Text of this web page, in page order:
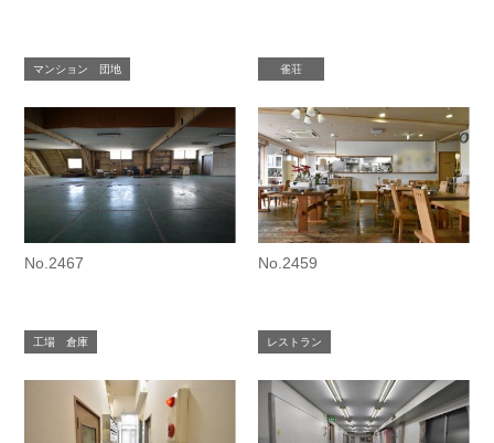
マンション 団地 雀荘
No.2467
工場 倉庫
No.2459
レストラン